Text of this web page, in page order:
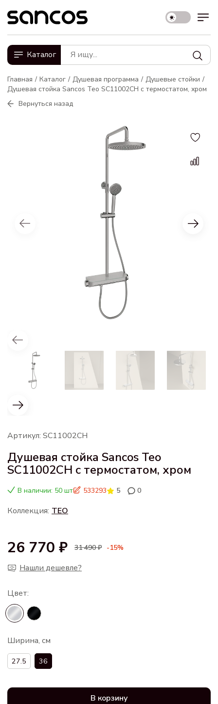
Каталог
Главная Каталог Душевая программа
Душевые стойки
Душевая стойка Sancos Teo SC11002CH с термостатом, хром
Вернуться назад
Артикул: SC11002CH
Душевая стойка Sancos Teo
SC11002CH с термостатом, хром
В наличии: 50 шт 533293 5 0
Коллекция: TEO
26 770 ₽ 31 490 ₽ -15%
Нашли дешевле?
Ширина, см
27.5 36
В корзину